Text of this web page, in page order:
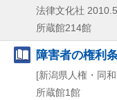
法律文化社 2010.5
所蔵館214館
障害者の権利
[新潟県人権・同
所蔵館1館